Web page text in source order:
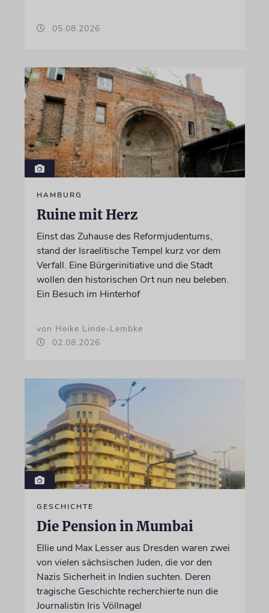
05.08.2026
HAMBURG
Ruine mit Herz
Einst das Zuhause des Reformjudentums,
stand der Israelitische Tempel kurz vor dem
Verfall. Eine Bürgerinitiative und die Stadt
wollen den historischen Ort nun neu beleben.
Ein Besuch im Hinterhof
von Heike Linde-Lembke
02.08.2026
GESCHICHTE
Die Pension in Mumbai
Ellie und Max Lesser aus Dresden waren zwei
von vielen sächsischen Juden, die vor den
Nazis Sicherheit in Indien suchten. Deren
tragische Geschichte recherchierte nun die
Journalistin Iris Völlnagel